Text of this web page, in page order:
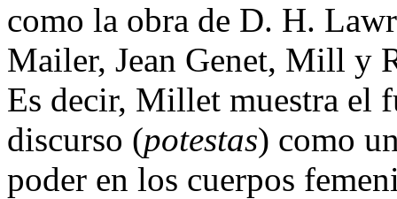
como la obra de D. H.
Mailer, Jean Genet, Mill y
Es decir, Millet muestra el
discurso (potestas) como
poder en los cuerpos